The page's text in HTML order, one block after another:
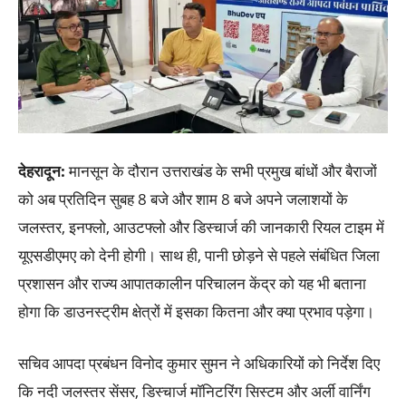
देहरादून:मानसून के दौरान उत्तराखंड के सभी प्रमुख बांधों और बैराजों
को अब प्रतिदिन सुबह 8 बजे और शाम 8 बजे अपने जलाशयों के
जलस्तर, इनफ्लो, आउटफ्लो और डिस्चार्ज की जानकारी रियल टाइम में
यूएसडीएमए को देनी होगी। साथ ही, पानी छोड़ने से पहले संबंधित जिला
प्रशासन और राज्य आपातकालीन परिचालन केंद्र को यह भी बताना
होगा कि डाउनस्ट्रीम क्षेत्रों में इसका कितना और क्या प्रभाव पड़ेगा।
सचिव आपदा प्रबंधन विनोद कुमार सुमन ने अधिकारियों को निर्देश दिए
कि नदी जलस्तर सेंसर, डिस्चार्ज मॉनिटरिंग सिस्टम और अर्ली वार्निंग